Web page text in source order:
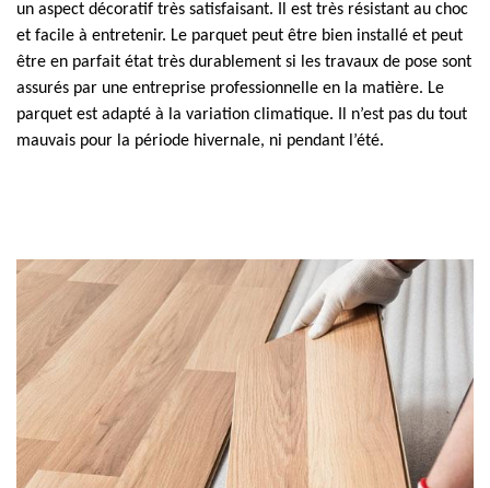
un aspect décoratif très satisfaisant. Il est très résistant au choc
et facile à entretenir. Le parquet peut être bien installé et peut
être en parfait état très durablement si les travaux de pose sont
assurés par une entreprise professionnelle en la matière. Le
parquet est adapté à la variation climatique. Il n’est pas du tout
mauvais pour la période hivernale, ni pendant l’été.